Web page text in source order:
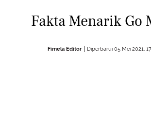
Fakta Menarik Go
Fimela Editor Diperbarui 05 Mei 2021,